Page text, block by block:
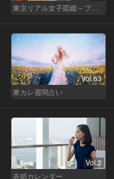
Vol.63
東カレ週間占い
Vol.2
表紙カレンダー